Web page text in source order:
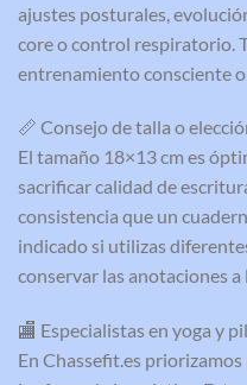
ajustes posturales,
core o control respiratorio.
entrenamiento consciente
📏 Consejo de talla o
El tamaño 18×13 cm es
sacrificar calidad de
consistencia que un
indicado si utilizas
conservar las anotaciones a
🏬 Especialistas en yoga y
En Chassefit.es